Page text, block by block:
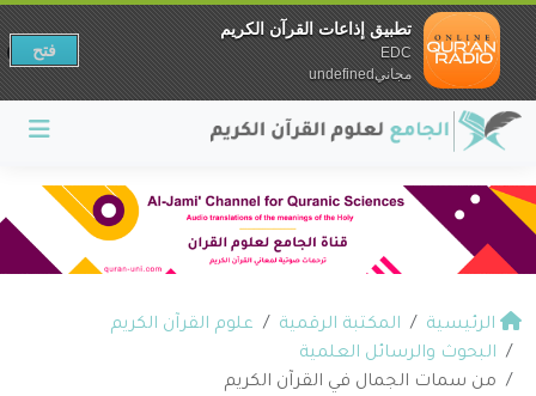
الرئيسية المكتبة الرقمية
علوم القرآن الكريم
البحوث والرسائل العلمية
من سمات الجمال في القرآن الكريم
تطبيق إذاعات القرآن الكريم
EDC
مجانيundefined
فتح